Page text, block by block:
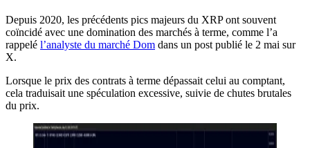
Depuis 2020, les précédents pics majeurs du XRP ont souvent
coïncidé avec une domination des marchés à terme, comme l’a
rappelé l’analyste du marché Dom dans un post publié le 2 mai sur
X.
Lorsque le prix des contrats à terme dépassait celui au comptant,
cela traduisait une spéculation excessive, suivie de chutes brutales
du prix.